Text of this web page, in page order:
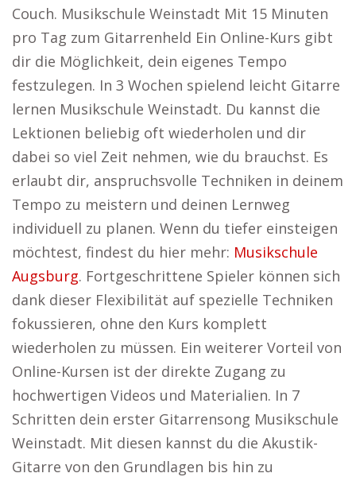
Couch. Musikschule Weinstadt Mit 15 Minuten
pro Tag zum Gitarrenheld Ein Online-Kurs gibt
dir die Möglichkeit, dein eigenes Tempo
festzulegen. In 3 Wochen spielend leicht Gitarre
lernen Musikschule Weinstadt. Du kannst die
Lektionen beliebig oft wiederholen und dir
dabei so viel Zeit nehmen, wie du brauchst. Es
erlaubt dir, anspruchsvolle Techniken in deinem
Tempo zu meistern und deinen Lernweg
individuell zu planen. Wenn du tiefer einsteigen
möchtest, findest du hier mehr: Musikschule
Augsburg. Fortgeschrittene Spieler können sich
dank dieser Flexibilität auf spezielle Techniken
fokussieren, ohne den Kurs komplett
wiederholen zu müssen. Ein weiterer Vorteil von
Online-Kursen ist der direkte Zugang zu
hochwertigen Videos und Materialien. In 7
Schritten dein erster Gitarrensong Musikschule
Weinstadt. Mit diesen kannst du die Akustik-
Gitarre von den Grundlagen bis hin zu